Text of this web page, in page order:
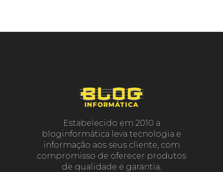
Estabelecido em 2010 a
bloginformática leva tecnologia e
informação aos seus cliente, com
compromisso de oferecer produtos
de qualidade e garantia.